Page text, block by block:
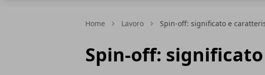
Home Lavoro Spin-off: significato e
Spin-off: